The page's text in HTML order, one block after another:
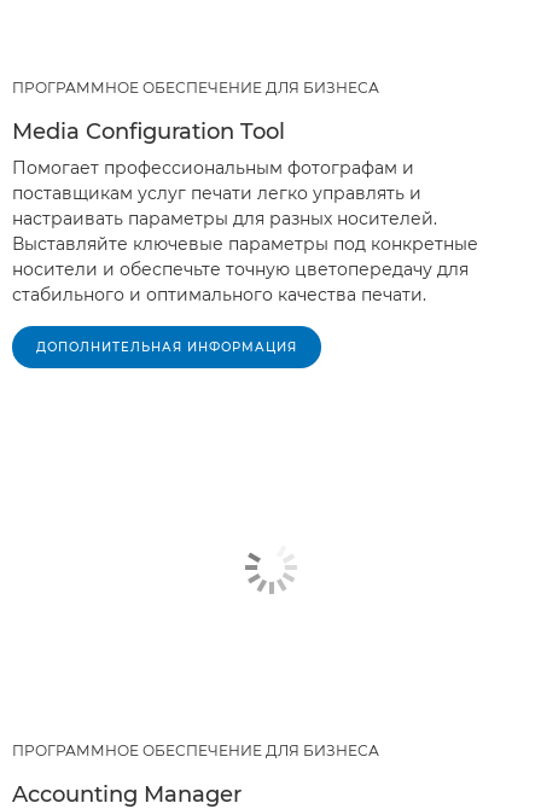
ПРОГРАММНОЕ ОБЕСПЕЧЕНИЕ ДЛЯ БИЗНЕСА
Media Configuration Tool
Помогает профессиональным фотографам и
поставщикам услуг печати легко управлять и
настраивать параметры для разных носителей.
Выставляйте ключевые параметры под конкретные
носители и обеспечьте точную цветопередачу для
стабильного и оптимального качества печати.
ДОПОЛНИТЕЛЬНАЯ ИНФОРМАЦИЯ
ПРОГРАММНОЕ ОБЕСПЕЧЕНИЕ ДЛЯ БИЗНЕСА
Accounting Manager